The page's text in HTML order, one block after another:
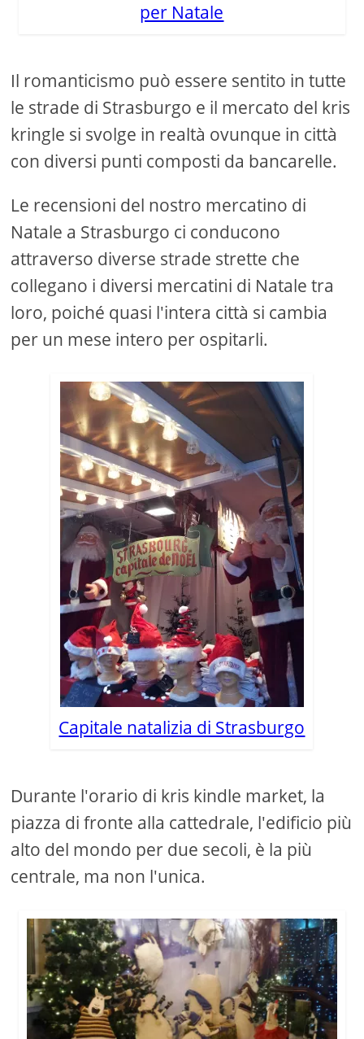
per Natale
Il romanticismo può essere sentito in tutte
le strade di Strasburgo e il mercato del kris
kringle si svolge in realtà ovunque in città
con diversi punti composti da bancarelle.
Le recensioni del nostro mercatino di
Natale a Strasburgo ci conducono
attraverso diverse strade strette che
collegano i diversi mercatini di Natale tra
loro, poiché quasi l'intera città si cambia
per un mese intero per ospitarli.
Capitale natalizia di Strasburgo
Durante l'orario di kris kindle market, la
piazza di fronte alla cattedrale, l'edificio più
alto del mondo per due secoli, è la più
centrale, ma non l'unica.